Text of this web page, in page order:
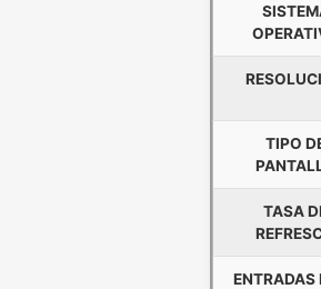
TIPO
TASA
ENTRADAS